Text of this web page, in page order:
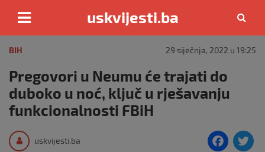
content
uskvijesti.ba
BIH 29 siječnja, 2022 u 19:25
Pregovori u Neumu će trajati do
duboko u noć, ključ u rješavanju
funkcionalnosti FBiH
uskvijesti.ba
F